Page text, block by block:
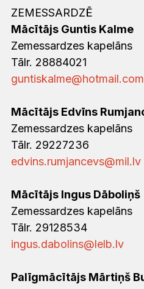
ZEMESSARDZĒ
Mācītājs Guntis Kalme
Zemessardzes kapelāns
Tālr. 28884021
guntiskalme@hotmail.com
Mācītājs Edvīns
Zemessardzes kapelāns
Tālr. 29227236
edvins.rumjancevs@mil.lv
Mācītājs Ingus Dāboliņš
Zemessardzes kapelāns
Tālr. 29128534
ingus.dabolins@lelb.lv
Palīgmācītājs Mārtiņš